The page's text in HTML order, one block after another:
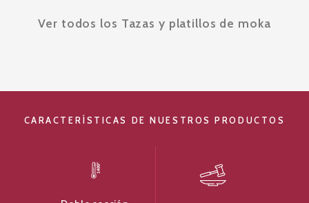
Ver todos los Tazas y platillos de moka
CARACTERÍSTICAS DE NUESTROS PRODUCTOS